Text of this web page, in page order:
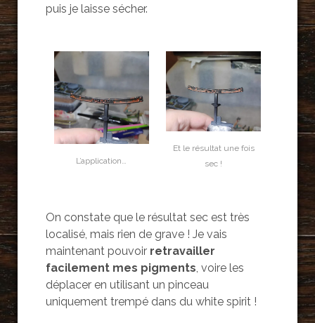
puis je laisse sécher.
L’application…
Et le résultat une fois
sec !
On constate que le résultat sec est très
localisé, mais rien de grave ! Je vais
maintenant pouvoirretravailler
facilement mes pigments, voire les
déplacer en utilisant un pinceau
uniquement trempé dans du white spirit !